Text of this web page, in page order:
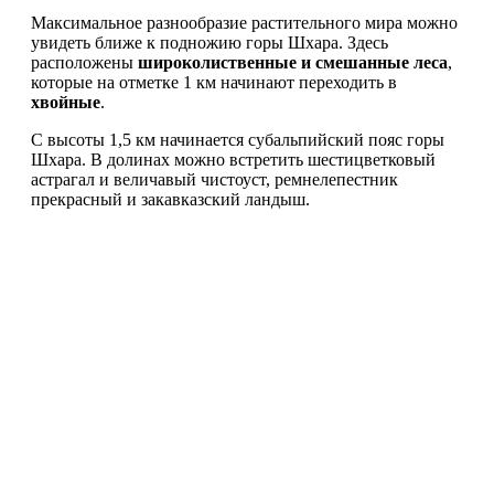
Максимальное разнообразие растительного мира можно
увидеть ближе к подножию горы Шхара. Здесь
расположены широколиственные и смешанные леса,
которые на отметке 1 км начинают переходить в
хвойные.
С высоты 1,5 км начинается субальпийский пояс горы
Шхара. В долинах можно встретить шестицветковый
астрагал и величавый чистоуст, ремнелепестник
прекрасный и закавказский ландыш.